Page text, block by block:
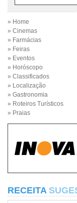
» Home
» Cinemas
» Farmácias
» Feiras
» Eventos
» Horóscopo
» Classificados
» Localização
» Gastronomia
» Roteiros Turísticos
» Praias
RECEITA